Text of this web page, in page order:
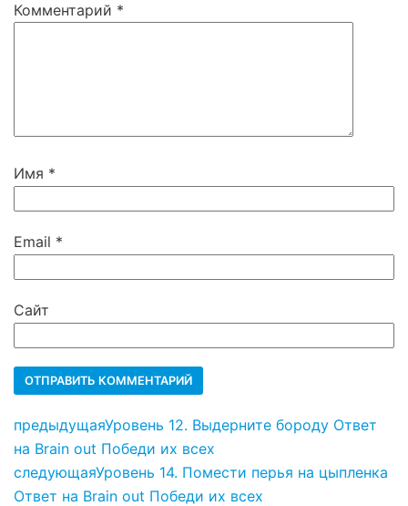
Комментарий *
Имя *
Email *
Сайт
предыдущаяУровень 12. Выдерните бороду Ответ
на Brain out Победи их всех
следующаяУровень 14. Помести перья на цыпленка
Ответ на Brain out Победи их всех